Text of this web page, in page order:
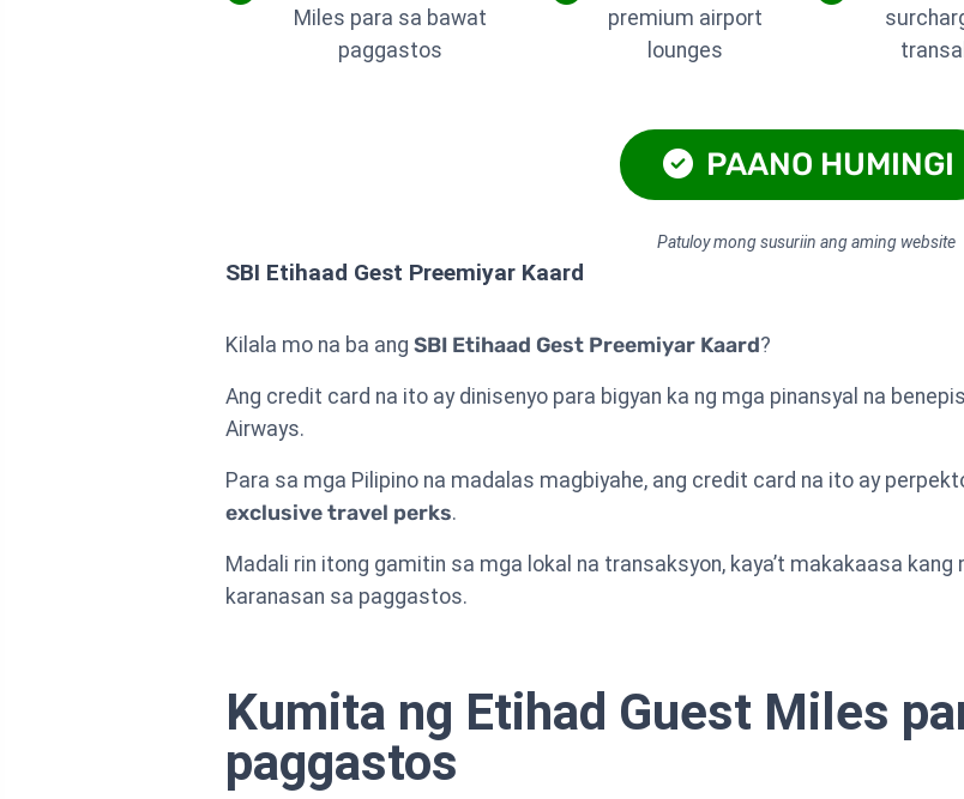
Miles para sa bawat
paggastos
premium airport
lounges
PAANO HUMINGI
Patuloy mong susuriin ang aming website
SBI Etihaad Gest Preemiyar Kaard
Kilala mo na ba ang SBI Etihaad Gest Preemiyar Kaard?
Ang credit card na ito ay dinisenyo para bigyan ka ng mga pinansyal na
Airways.
Para sa mga Pilipino na madalas magbiyahe, ang credit card na ito ay
exclusive travel perks.
Madali rin itong gamitin sa mga lokal na transaksyon, kaya’t makakaasa
karanasan sa paggastos.
Kumita ng Etihad Guest Miles
paggastos